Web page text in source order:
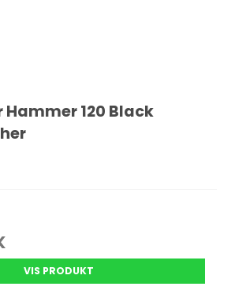
Hammer 120 Black
VIS PRODUKT